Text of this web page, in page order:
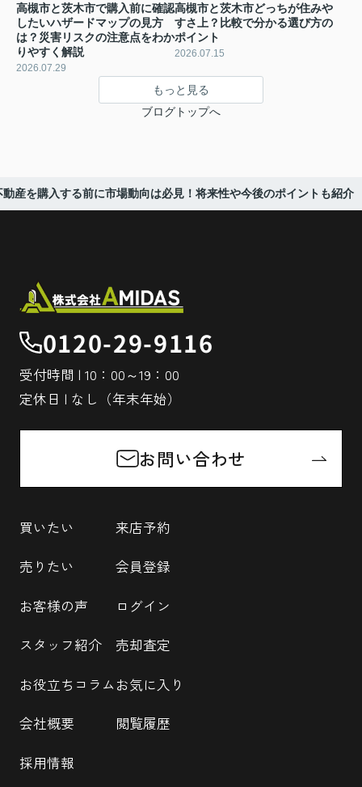
高槻市と茨木市で購入前に確認
したいハザードマップの見方
は？災害リスクの注意点をわか
りやすく解説
2026.07.29
高槻市と茨木市どっちが住みや
すさ上？比較で分かる選び方の
ポイント
2026.07.15
もっと見る
ブログトップへ
動産を購入する前に市場動向は必見！将来性や今後のポイントも紹介
0120-29-9116
受付時間 | 10：00～19：00
定休日 | なし（年末年始）
お問い合わせ
買いたい
売りたい
お客様の声
スタッフ紹介
お役立ちコラム
会社概要
採用情報
来店予約
会員登録
ログイン
売却査定
お気に入り
閲覧履歴